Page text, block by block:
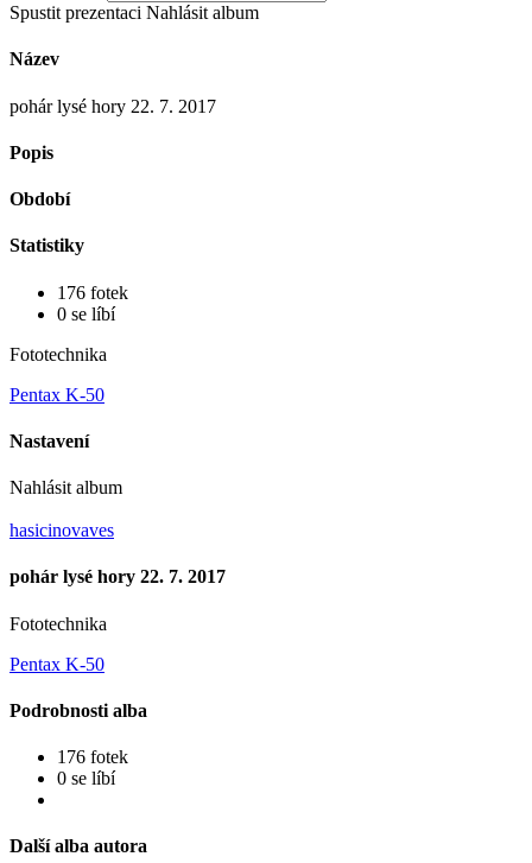
Spustit prezentaci Nahlásit album
Název
pohár lysé hory 22. 7. 2017
Popis
Období
Statistiky
176 fotek
0 se líbí
Fototechnika
Pentax K-50
Nastavení
Nahlásit album
hasicinovaves
pohár lysé hory 22. 7. 2017
Fototechnika
Pentax K-50
Podrobnosti alba
176 fotek
0 se líbí
Další alba autora